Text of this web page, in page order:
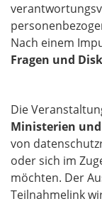
Nach einem
Fragen und
Die
Ministerien
von
oder sich im
möchten. Der
Teilnahmelink